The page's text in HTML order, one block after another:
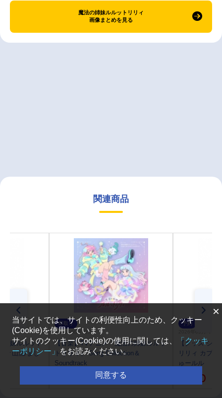
魔法の姉妹ルルットリリィ
画像まとめを見る
関連商品
姉妹ルルット
々山流/まし
即取り
2026/06/24 発売
【音楽】TVアニメ『魔法の姉妹ルルッ
トリリィ』 Song Collection＆
Soundtrack
予約
【グッズ-シ
リリィ カプセ
ゅールル
￥550
×
当サイトでは、サイトの利便性向上のため、クッキー
(Cookie)を使用しています。
サイトのクッキー(Cookie)の使用に関しては、
「クッキ
ーポリシー」 をお読みください。
同意する